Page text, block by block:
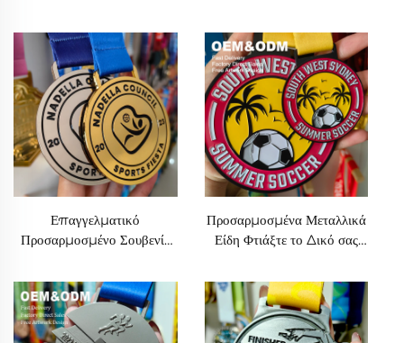
Βραβείο, Κράμα
Ψευδαργύρου με Γυαλιστερή
Επιφάνεια, Μετάλλιο για
Μαραθώνιο, Κυκλικό Κενό
Μετάλλιο
Μαραθωνίου Ποδόσφαιρο
Τρόπαιο Μεταλλικό
Μετάλλιο
Επαγγελματικό
Προσαρμοσμένο Σουβενίρ
Μεταλλικά Χρυσά Ασημένια
Χάλκινα Βραβείο Αγώνα
Ποδόσφαιρο Μετάλλιο
Προσαρμοσμένα Μεταλλικά
Είδη Φτιάξτε το Δικό σας
Μαραθώνιος Κούπα
Ποδόσφαιρο Αθλητικά
Μετάλλια με Κορδόνι